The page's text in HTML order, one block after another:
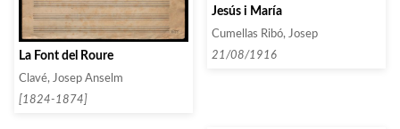
La Font del Roure
Clavé, Josep Anselm
[1824-1874]
Jesús i María
Cumellas Ribó, Josep
21/08/1916